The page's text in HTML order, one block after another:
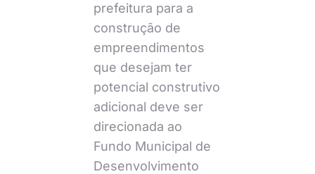
prefeitura para a
construção de
empreendimentos
que desejam ter
potencial construtivo
adicional deve ser
direcionada ao
Fundo Municipal de
Desenvolvimento